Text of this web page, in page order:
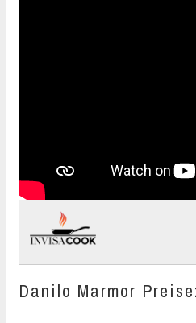
Danilo Marmor Preise: